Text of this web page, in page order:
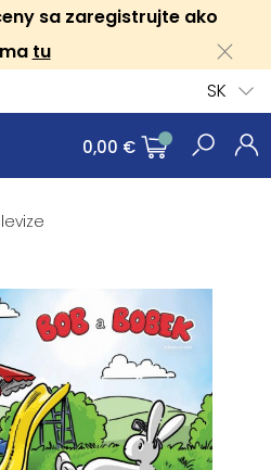
sa zaregistrujte ako
tu
SK
0,00 €